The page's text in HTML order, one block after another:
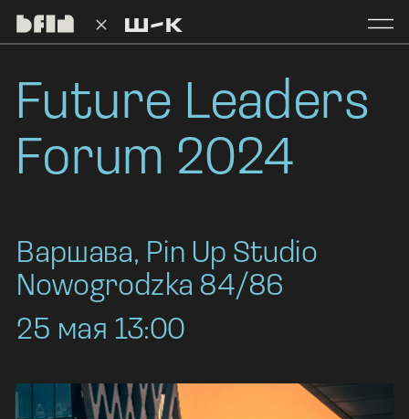
Future Leaders
Forum 2024
Варшава, Pin Up Studio
Nowogrodzka 84/86
25 мая 13:00